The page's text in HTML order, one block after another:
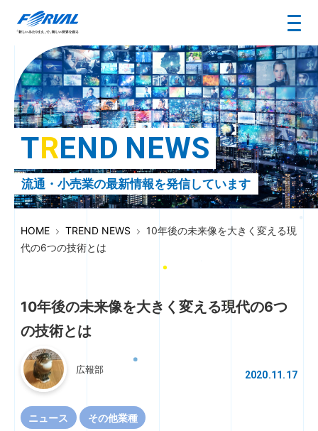
TREND NEWS
流通・小売業の最新情報を発信しています
HOME TREND NEWS
10年後の未来像を大きく変える現
代の6つの技術とは
10年後の未来像を大きく変える現代の6つ
の技術とは
広報部 2020.11.17
ニュース その他業種